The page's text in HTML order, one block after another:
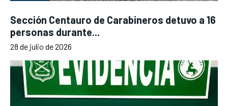
Sección Centauro de Carabineros detuvo a 16
personas durante...
28 de julio de 2026